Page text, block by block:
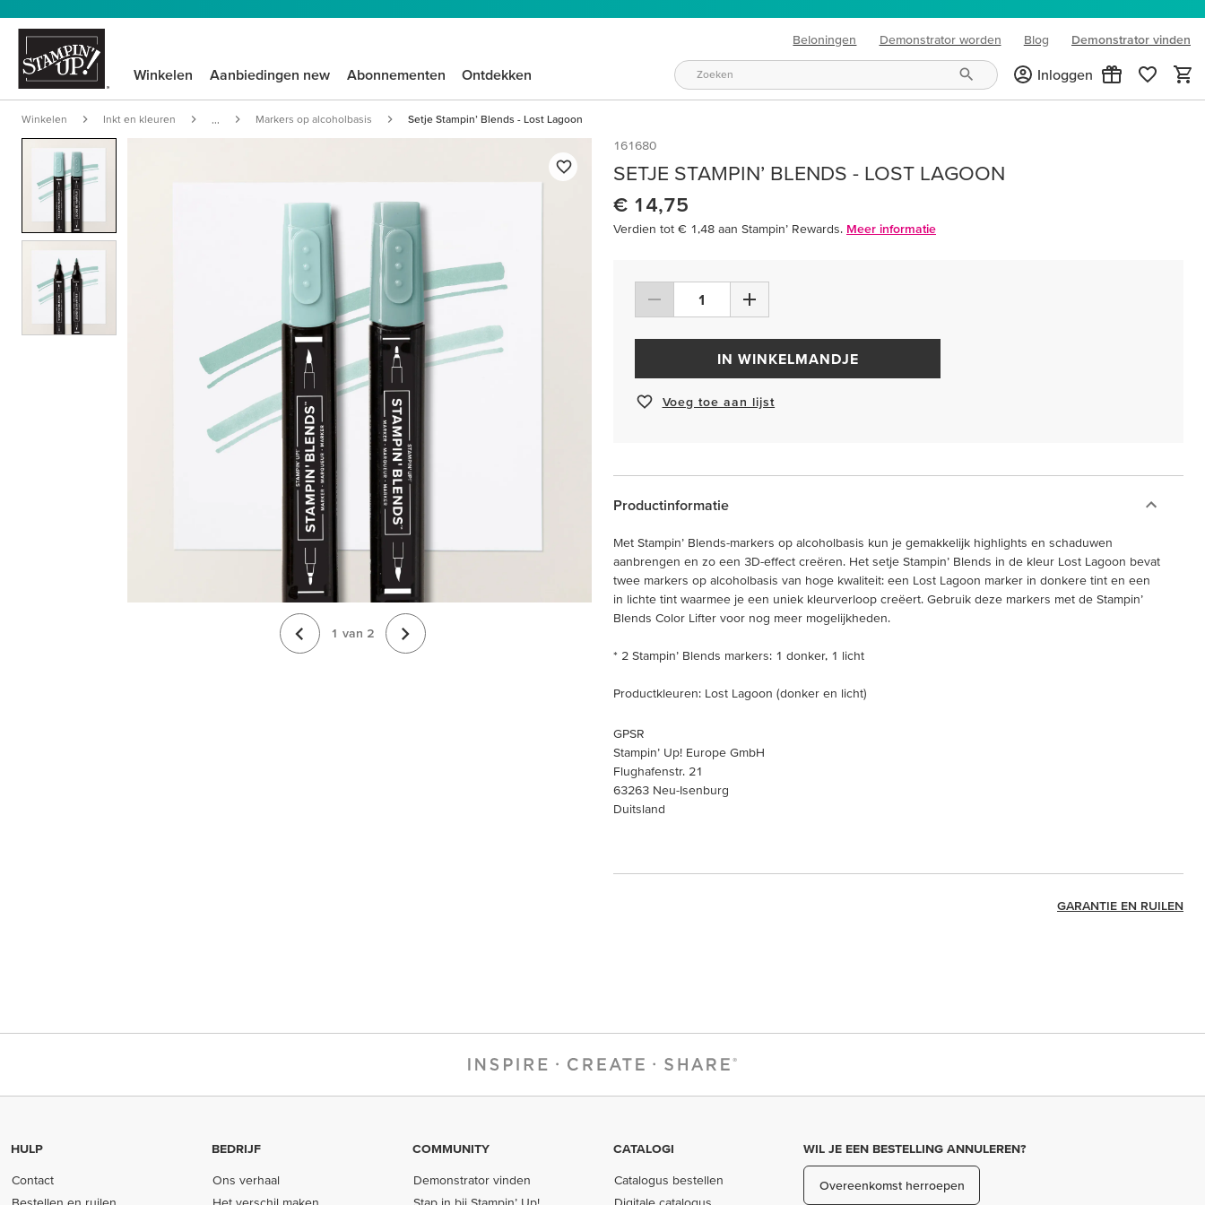
Beloningen Demonstrator worden Blog
(opens in new tab)
Demonstrator vinden
Winkelen Aanbiedingen new Abonnementen Ontdekken Inloggen
Winkelen Inkt en kleuren Markers op alcoholbasis Setje Stampin’ Blends - Lost Lagoon
1 van 2
161680
SETJE STAMPIN’ BLENDS - LOST LAGOON
€ 14,75
Verdien tot € 1,48 aan Stampin’ Rewards. Meer informatie
IN WINKELMANDJE
Voeg toe aan lijst
Productinformatie
Met Stampin’ Blends-markers op alcoholbasis kun je gemakkelijk highlights en schaduwen
aanbrengen en zo een 3D-effect creëren. Het setje Stampin’ Blends in de kleur Lost Lagoon bevat
twee markers op alcoholbasis van hoge kwaliteit: een Lost Lagoon marker in donkere tint en een
in lichte tint waarmee je een uniek kleurverloop creëert. Gebruik deze markers met de Stampin’
Blends Color Lifter voor nog meer mogelijkheden.
* 2 Stampin’ Blends markers: 1 donker, 1 licht
Productkleuren: Lost Lagoon (donker en licht)
GPSR
Stampin’ Up! Europe GmbH
Flughafenstr. 21
63263 Neu-Isenburg
Duitsland
GARANTIE EN RUILEN
HULP
Contact
BEDRIJF
Ons verhaal
COMMUNITY
Demonstrator vinden
CATALOGI
Catalogus bestellen
WIL JE EEN BESTELLING ANNULEREN?
Overeenkomst herroepen